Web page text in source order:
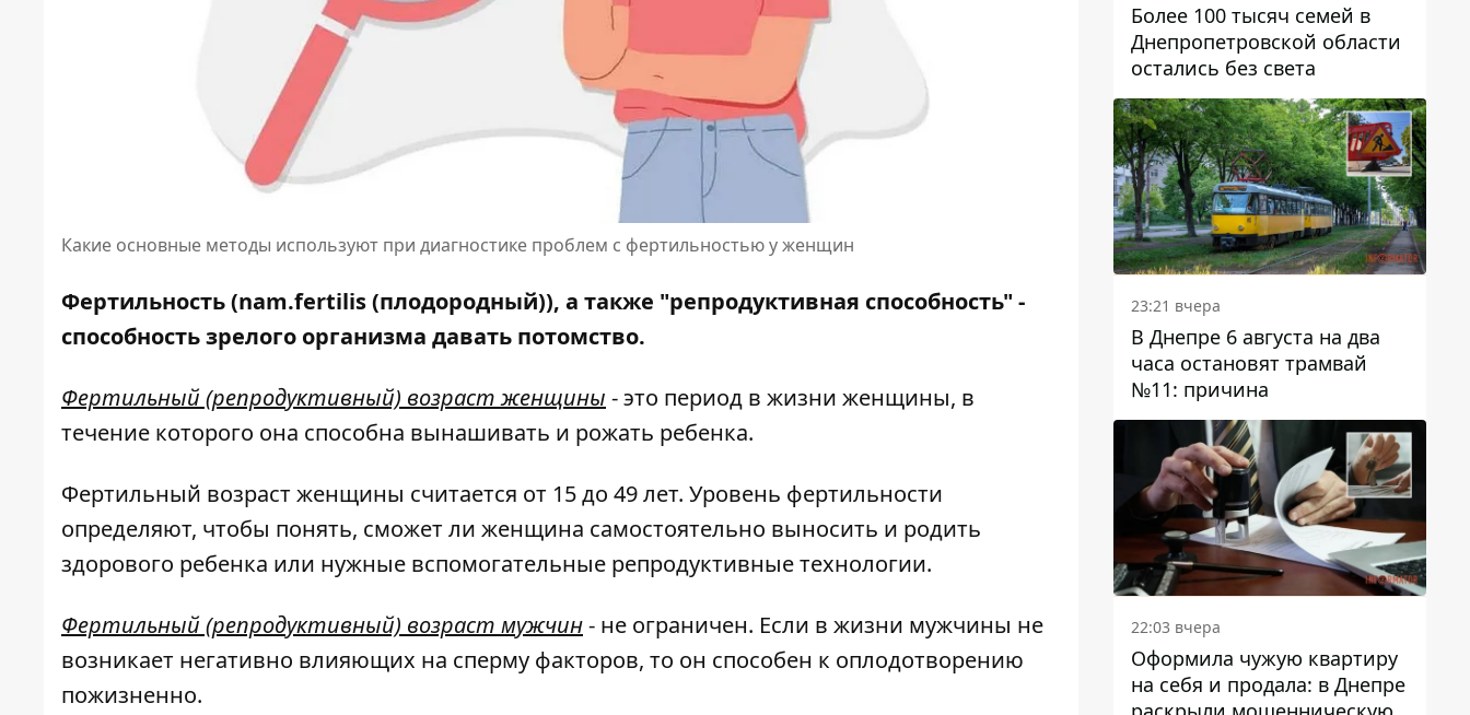
Какие основные методы используют при диагностике проблем с фертильностью у женщин
Фертильность (nam.fertilis (плодородный)), а также "репродуктивная способность" -
способность зрелого организма давать потомство.
Фертильный (репродуктивный) возраст женщины - это период в жизни женщины, в
течение которого она способна вынашивать и рожать ребенка.
Фертильный возраст женщины считается от 15 до 49 лет. Уровень фертильности
определяют, чтобы понять, сможет ли женщина самостоятельно выносить и родить
здорового ребенка или нужные вспомогательные репродуктивные технологии.
Фертильный (репродуктивный) возраст мужчин- не ограничен. Если в жизни мужчины не
возникает негативно влияющих на сперму факторов, то он способен к оплодотворению
пожизненно.
Более 100 тысяч семей в
Днепропетровской области
остались без света
23:21 вчера
В Днепре 6 августа на два
часа остановят трамвай
№11: причина
22:03 вчера
Оформила чужую квартиру
на себя и продала: в Днепре